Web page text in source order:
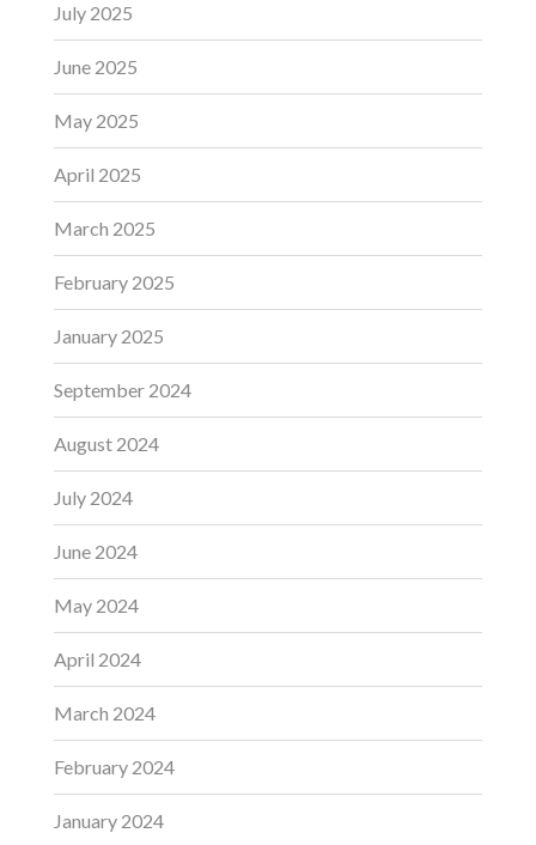
July 2025
June 2025
May 2025
April 2025
March 2025
February 2025
January 2025
September 2024
August 2024
July 2024
June 2024
May 2024
April 2024
March 2024
February 2024
January 2024